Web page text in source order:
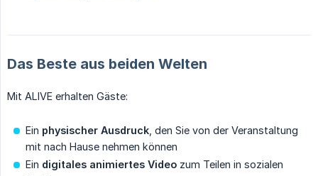
Das Beste aus beiden Welten
Mit ALIVE erhalten Gäste:
Ein physischer Ausdruck , den Sie von der Veranstaltung
mit nach Hause nehmen können
Ein digitales animiertes Video zum Teilen in sozialen